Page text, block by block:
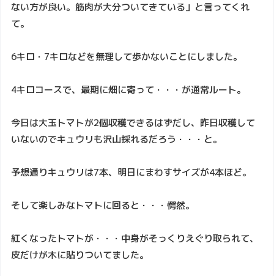
ない方が良い。筋肉が大分ついてきている」と言ってくれ
て。
6キロ・7キロなどを無理して歩かないことにしました。
4キロコースで、最期に畑に寄って・・・が通常ルート。
今日は大玉トマトが2個収穫できるはずだし、昨日収穫して
いないのでキュウリも沢山採れるだろう・・・と。
予想通りキュウリは7本、明日にまわすサイズが4本ほど。
そして楽しみなトマトに回ると・・・愕然。
紅くなったトマトが・・・中身がそっくりえぐり取られて、
皮だけが木に貼りついてました。